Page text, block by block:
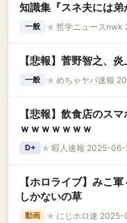
知識集『スネ夫には弟
一般 ★ 哲学ニュース
【悲報】菅野智之、炎
一般 ★ めちゃヤバ速報
【悲報】飲食店のス
ｗｗｗｗｗｗｗ
D+ ★ 暇人速報 2025-
【ホロライブ】みこ
しかないの草
動画 ★ にじホロ速